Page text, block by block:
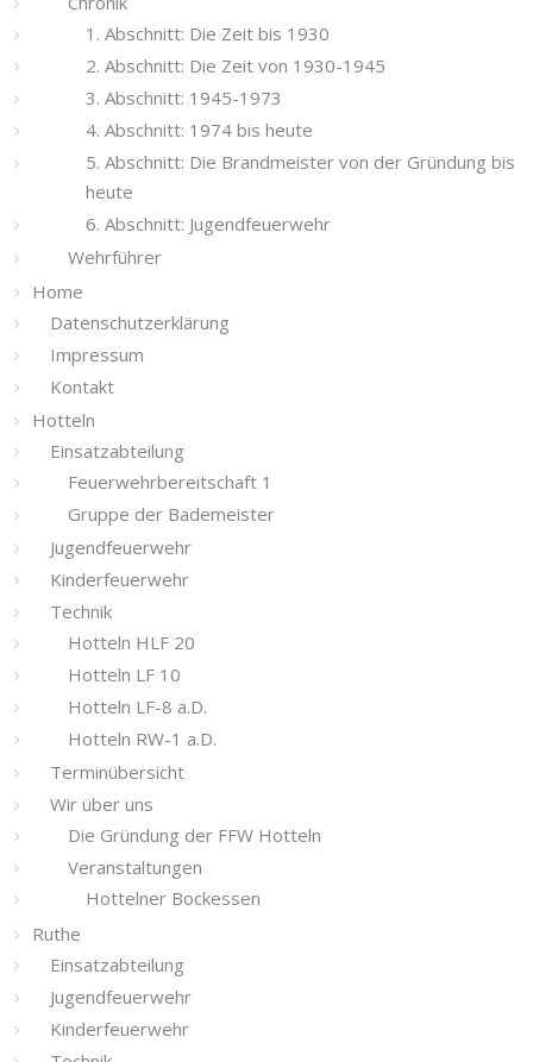
1. Abschnitt: Die Zeit bis 1930
2. Abschnitt: Die Zeit von 1930-1945
3. Abschnitt: 1945-1973
4. Abschnitt: 1974 bis heute
5. Abschnitt: Die Brandmeister von der Gründung bis
heute
6. Abschnitt: Jugendfeuerwehr
Wehrführer
Home
Datenschutzerklärung
Impressum
Kontakt
Hotteln
Einsatzabteilung
Feuerwehrbereitschaft 1
Gruppe der Bademeister
Jugendfeuerwehr
Kinderfeuerwehr
Technik
Hotteln HLF 20
Hotteln LF 10
Hotteln LF-8 a.D.
Hotteln RW-1 a.D.
Terminübersicht
Wir über uns
Die Gründung der FFW Hotteln
Veranstaltungen
Hottelner Bockessen
Ruthe
Einsatzabteilung
Jugendfeuerwehr
Kinderfeuerwehr